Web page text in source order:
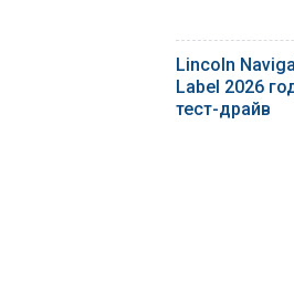
Lincoln
Label 2026
тест-драйв